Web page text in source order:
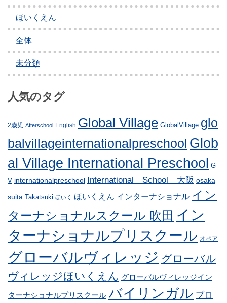
ョ
ン
ほいくえん
全体
未分類
人気のタグ
2歳児 Afterschool English Global Village GlobalVillage glo
balvillageinternationalpreschool Glob
al Village International Preschool G
V internationalpreschool International School 大阪 osaka
suita Takatsuki ほいく ほいくえん インターナショナル イン
ターナショナルスクール 吹田 イン
ターナショナルプリスクール オペア
グローバルヴィレッジ グローバル
ヴィレッジほいくえん グローバルヴィレッジイン
ターナショナルプリスクール バイリンガル ブロ